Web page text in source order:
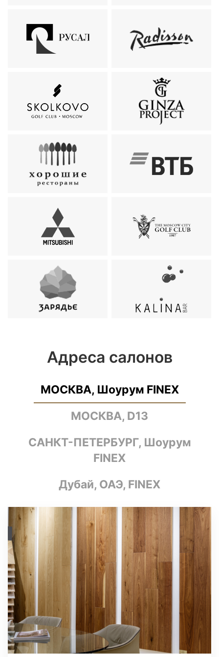
Адреса салонов
МОСКВА, Шоурум FINEX
МОСКВА, D13
САНКТ-ПЕТЕРБУРГ, Шоурум
FINEX
Дубай, ОАЭ, FINEX